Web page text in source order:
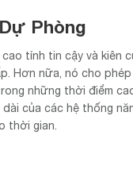
Phòng
tính tin cậy và kiên
Hơn nữa, nó cho phép
những thời điểm
của các hệ thống
thời gian.